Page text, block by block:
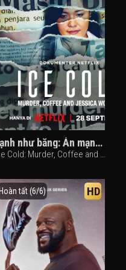
Lạnh như băng: Án mạng, cà phê và Jessica Wongso
Ice Cold: Murder, Coffee and Jessica Wongso (2023)
Hoàn tất (6/6) HD